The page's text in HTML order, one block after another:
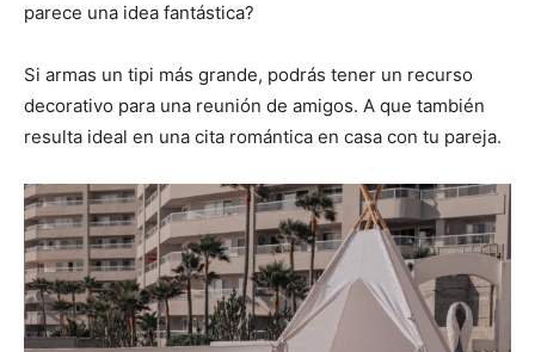
parece una idea fantástica?
Si armas un tipi más grande, podrás tener un recurso
decorativo para una reunión de amigos. A que también
resulta ideal en una cita romántica en casa con tu pareja.